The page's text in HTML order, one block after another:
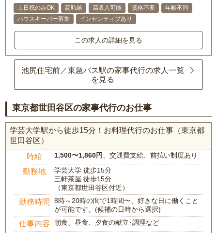
土日祝のみOK 高時給 高収入可能 資格不要
年齢不問
ハウスキーパー募集
インセンティブあり
この求人の詳細を見る
池尻住宅前／東急バス駅の家事代行の求人一覧
を見る
東京都世田谷区の家事代行のお仕事
学芸大学駅から徒歩15分！お料理代行のお仕事（東京都
世田谷区）
時給 1,500〜1,860円 、交通費支給、前払い制度あり
勤務地
学芸大学 徒歩15分
三軒茶屋 徒歩15分
（東京都世田谷区付近）
勤務時間
8時～20時の間で1時間〜、好きな日に働くこと
が可能です。(候補の日時から選択)
仕事内容 朝食、昼食、夕食の献立･調理など